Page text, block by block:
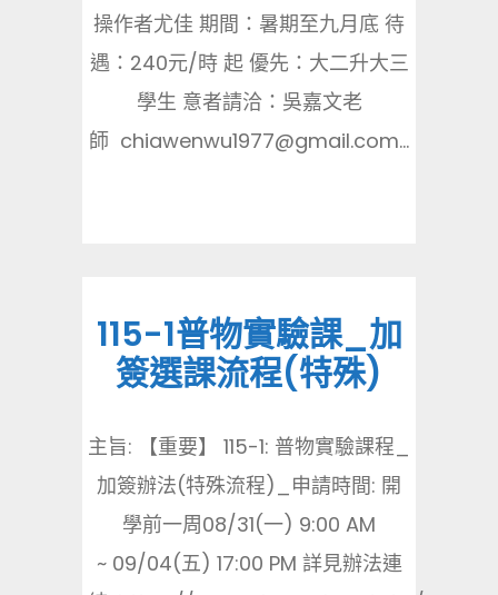
操作者尤佳 期間：暑期至九月底 待
遇：240元/時 起 優先：大二升大三
學生 意者請洽：吳嘉文老
師 chiawenwu1977@gmail.com...
115-1普物實驗課_加
簽選課流程(特殊)
主旨: 【重要】 115-1: 普物實驗課程_
加簽辦法(特殊流程)_申請時間: 開
學前一周08/31(一) 9:00 AM
~ 09/04(五) 17:00 PM 詳見辦法連